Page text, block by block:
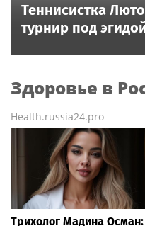
Теннисистка
турнир под
Здоровье в
Health.russia24.pro
Трихолог Мадина Осман: